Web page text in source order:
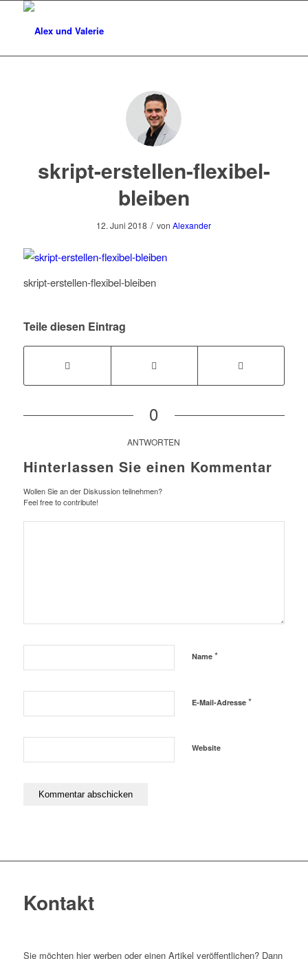
skript-erstellen-flexibel-
bleiben
12. Juni 2018 / vonAlexander
skript-erstellen-flexibel-bleiben
Teile diesen Eintrag
0
ANTWORTEN
Hinterlassen Sie einen Kommentar
Wollen Sie an der Diskussion teilnehmen?
Feel free to contribute!
Name *
E-Mail-Adresse *
Website
Kontakt
Sie möchten hier werben oder einen Artikel veröffentlichen? Dann